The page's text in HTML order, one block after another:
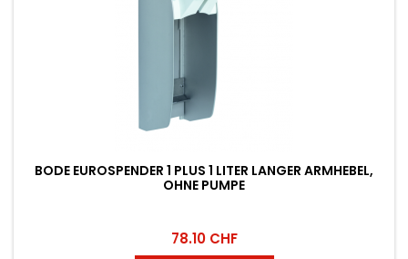
BODE EUROSPENDER 1 PLUS 1 LITER LANGER ARMHEBEL,
OHNE PUMPE
78.10 CHF